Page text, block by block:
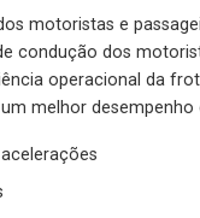
motoristas e
condução dos
operacional da
melhor desempenho